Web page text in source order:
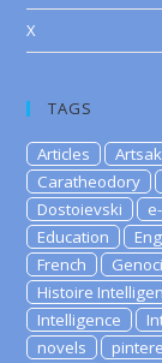
X
TAGS
Articles
Caratheodory
Dostoievski
Education
French
Histoire
Intelligence
novels